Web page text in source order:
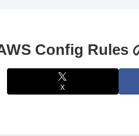
AWS Config
X